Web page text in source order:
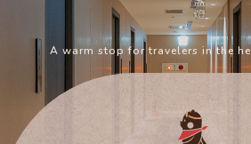
A warm stop for travelers in the